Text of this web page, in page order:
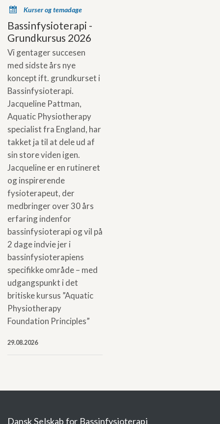
x Kurser og temadage
Bassinfysioterapi -
Grundkursus 2026
Vi gentager succesen
med sidste års nye
koncept ift. grundkurset i
Bassinfysioterapi.
Jacqueline Pattman,
Aquatic Physiotherapy
specialist fra England, har
takket ja til at dele ud af
sin store viden igen.
Jacqueline er en rutineret
og inspirerende
fysioterapeut, der
medbringer over 30 års
erfaring indenfor
bassinfysioterapi og vil på
2 dage indvie jer i
bassinfysioterapiens
specifikke område – med
udgangspunkt i det
britiske kursus ”Aquatic
Physiotherapy
Foundation Principles”
29.08.2026
Dansk Selskab for Bassinfysioterapi